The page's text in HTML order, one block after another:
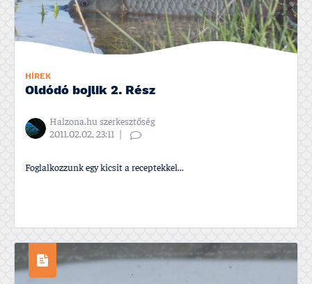
HÍREK
Oldódó bojlik 2. Rész
Halzona.hu szerkesztőség
2011.02.02, 23:11
Foglalkozzunk egy kicsit a receptekkel...